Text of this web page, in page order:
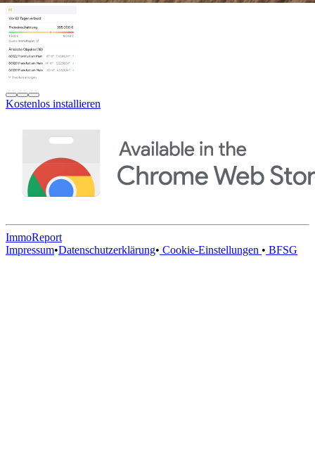
Kostenlos installieren
ImmoReport
Impressum•Datenschutzerklärung• Cookie-Einstellungen • BFSG